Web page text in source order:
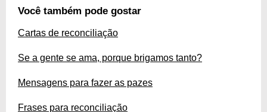
Você também pode gostar
Cartas de reconciliação
Se a gente se ama, porque brigamos tanto?
Mensagens para fazer as pazes
Frases para reconciliação